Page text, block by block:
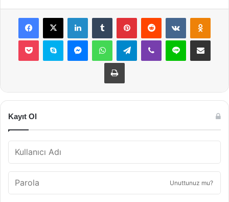
Facebook
X LinkedInTumblr PinterestReddit VKontakte
Pocket Skype MessengerWhatsAppTelegramViber Line E-Posta ile
Yazdır
Kayıt Ol
Unuttunuz mu?